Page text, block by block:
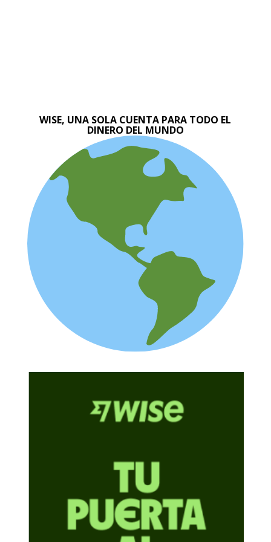
WISE, UNA SOLA CUENTA PARA TODO EL
DINERO DEL MUNDO